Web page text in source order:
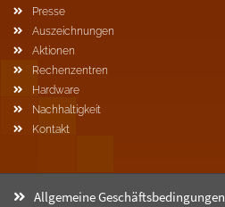
Presse
Auszeichnungen
Aktionen
Rechenzentren
Hardware
Nachhaltigkeit
Kontakt
Allgemeine Geschäftsbedingungen